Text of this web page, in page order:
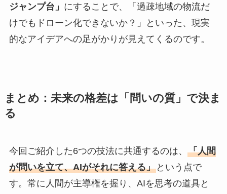
ジャンプ台」 にすることで、「過疎地域の物流だ
けでもドローン化できないか？」といった、現実
的なアイデアへの足がかりが見えてくるのです。
まとめ：未来の格差は「問いの質」で決ま
る
今回ご紹介した6つの技法に共通するのは、 「人間
が問いを立て、AIがそれに答える」という点で
す。常に人間が主導権を握り、AIを思考の道具と